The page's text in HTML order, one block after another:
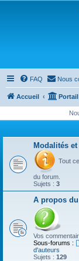
FAQ Nous
Accueil Portail
Modalités
Tout
du forum.
Sujets : 3
A propos
Vos
Sous-forums :
d'auteurs
Sujets : 129